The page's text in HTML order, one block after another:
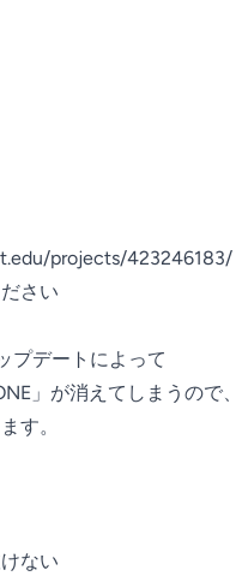
projects/423246183/
さい
プデートによって
」が消えてしまうので、
す。
ない